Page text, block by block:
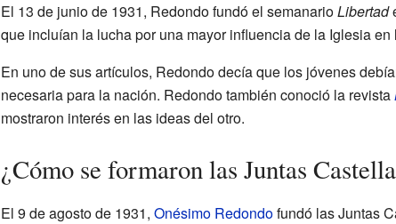
El 13 de junio de 1931, Redondo fundó el semanarioLibertad
que incluían la lucha por una mayor influencia de la Iglesia en
En uno de sus artículos, Redondo decía que los jóvenes
necesaria para la nación. Redondo también conoció la revista
mostraron interés en las ideas del otro.
¿Cómo se formaron las Juntas
El 9 de agosto de 1931, Onésimo Redondofundó las Juntas